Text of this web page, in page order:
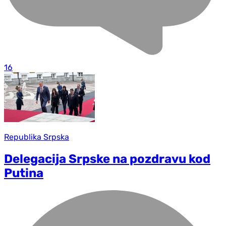
16
Republika Srpska
Delegacija Srpske na pozdravu kod
Putina